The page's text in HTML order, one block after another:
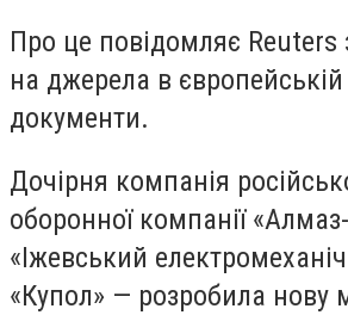
Про це повідомляє
на джерела в європейській
документи.
Дочірня компанія
оборонної компанії
«Іжевський
«Купол» — розробила нову